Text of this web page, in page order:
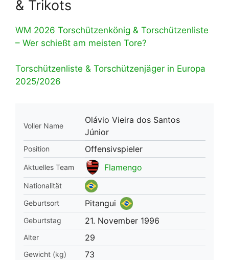
& Trikots
WM 2026 Torschützenkönig & Torschützenliste
– Wer schießt am meisten Tore?
Torschützenliste & Torschützenjäger in Europa
2025/2026
Voller Name
Olávio Vieira dos Santos
Júnior
Position Offensivspieler
Aktuelles Team Flamengo
Nationalität
Geburtsort
Pitangui
Geburtstag 21. November 1996
Alter 29
Gewicht (kg) 73